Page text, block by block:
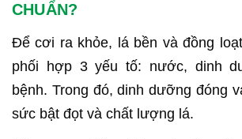
CHUẨN?
Để cơi ra khỏe, lá bền và đồng
phối hợp 3 yếu tố: nước, dinh
bệnh. Trong đó, dinh dưỡng đóng
sức bật đọt và chất lượng lá.